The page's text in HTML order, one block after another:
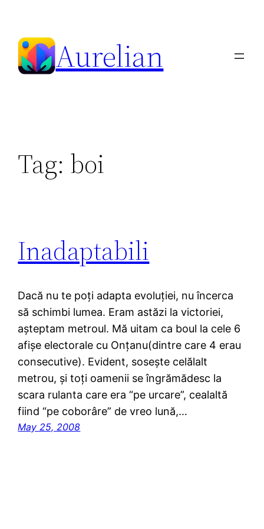
content
Aurelian
Tag: boi
Inadaptabili
Dacă nu te poți adapta evoluției, nu încerca
să schimbi lumea. Eram astăzi la victoriei,
așteptam metroul. Mă uitam ca boul la cele 6
afișe electorale cu Onțanu(dintre care 4 erau
consecutive). Evident, sosește celălalt
metrou, și toți oamenii se îngrămădesc la
scara rulanta care era “pe urcare”, cealaltă
fiind “pe coborâre” de vreo lună,…
May 25, 2008